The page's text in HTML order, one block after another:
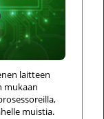
laitteen
mukaan
muistia.